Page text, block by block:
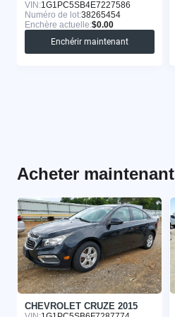
VIN:1G1PC5SB4E7227586
Numéro de lot:38265454
Enchère actuelle:$0.00
Enchérir maintenant
Acheter maintenant
CHEVROLET CRUZE 2015